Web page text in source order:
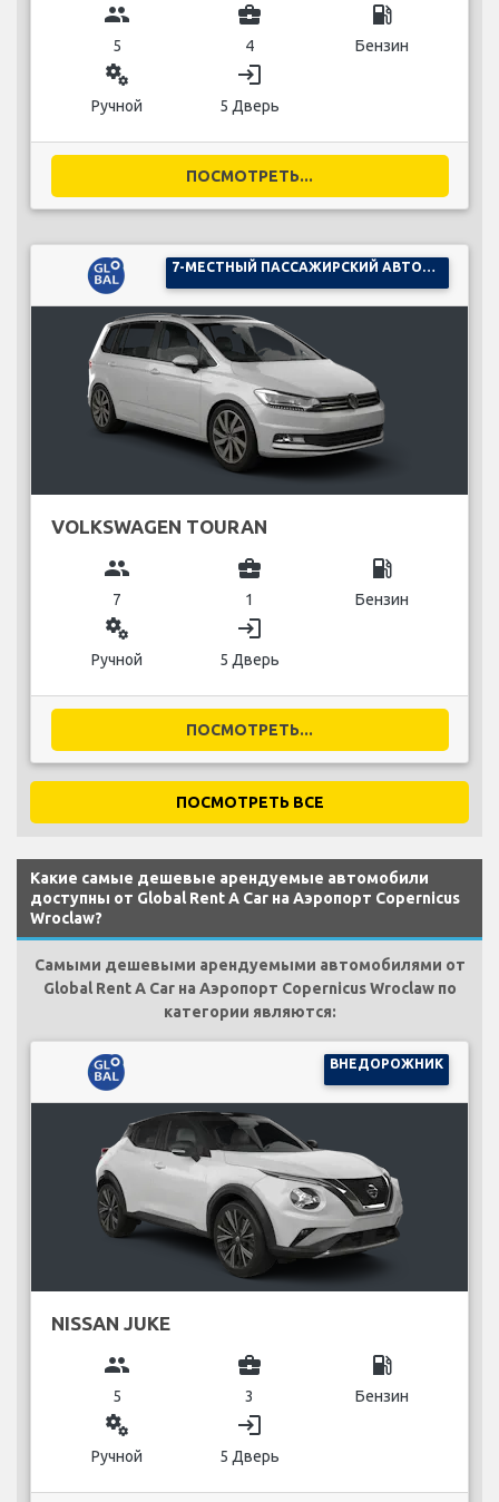
group
5
business_center
4
local_gas_station
Бензин
miscellaneous_services
Ручной
login
5 Дверь
ПОСМОТРЕТЬ...
VOLKSWAGEN TOURAN
group
7
business_center
1
local_gas_station
Бензин
miscellaneous_services
Ручной
login
5 Дверь
ПОСМОТРЕТЬ...
ПОСМОТРЕТЬ ВСЕ
Какие самые дешевые арендуемые автомобили
доступны от Global Rent A Car на Аэропорт Copernicus
Wroclaw?
Самыми дешевыми арендуемыми автомобилями от
Global Rent A Car на Аэропорт Copernicus Wroclaw по
категории являются:
ВНЕДОРОЖНИК
NISSAN JUKE
group
5
business_center
3
local_gas_station
Бензин
miscellaneous_services
Ручной
login
5 Дверь